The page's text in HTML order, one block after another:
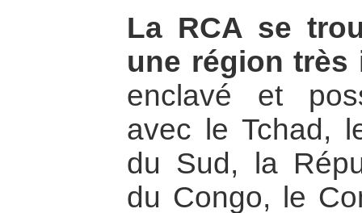
La RCA se
une région très
enclavé et
avec le Tchad,
du Sud, la
du Congo, le